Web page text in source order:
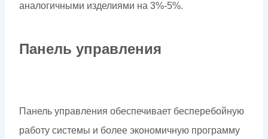
аналогичными изделиями на 3%-5%.
Панель управления
Панель управления обеспечивает бесперебойную
работу системы и более экономичную программу